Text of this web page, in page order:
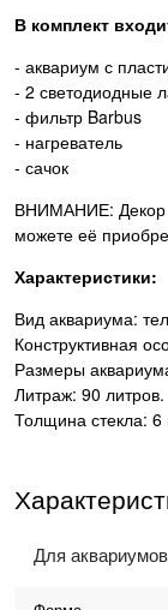
В комплект
- аквариум с
- 2 светодиодные
- фильтр Barbus
- нагреватель
- сачок
ВНИМАНИЕ: Декор
можете её
Характеристики:
Вид аквариума:
Конструктивная
Размеры
Литраж: 90 литров.
Толщина стекла:
Для аквариумов